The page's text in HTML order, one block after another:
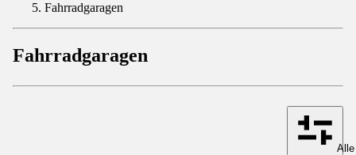
Fahrradgaragen
Fahrradgaragen